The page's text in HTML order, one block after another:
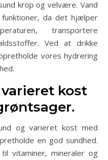
krop og velvære. Vand
da det hjælper
transportere
Ved at drikke
vores hydrering
kost
og varieret kost med
en god sundhed.
vitaminer, mineraler og